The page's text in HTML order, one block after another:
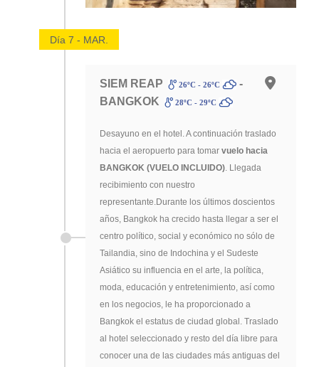
Día 7 - MAR.
SIEM REAP 26ºC - 26ºC
-
BANGKOK
28ºC - 29ºC
Desayuno en el hotel. A continuación traslado
hacia el aeropuerto para tomar vuelo hacia
BANGKOK (VUELO INCLUIDO). Llegada
recibimiento con nuestro
representante.Durante los últimos doscientos
años, Bangkok ha crecido hasta llegar a ser el
centro político, social y económico no sólo de
Tailandia, sino de Indochina y el Sudeste
Asiático su influencia en el arte, la política,
moda, educación y entretenimiento, así como
en los negocios, le ha proporcionado a
Bangkok el estatus de ciudad global. Traslado
al hotel seleccionado y resto del día libre para
conocer una de las ciudades más antiguas del